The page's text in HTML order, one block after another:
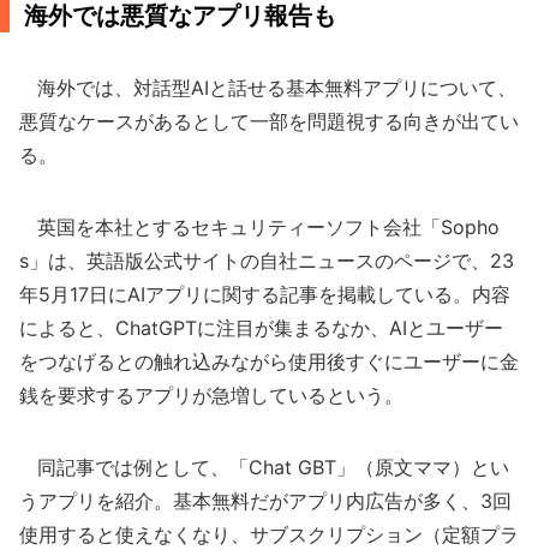
海外では悪質なアプリ報告も
海外では、対話型AIと話せる基本無料アプリについて、
悪質なケースがあるとして一部を問題視する向きが出てい
る。
英国を本社とするセキュリティーソフト会社「Sopho
s」は、英語版公式サイトの自社ニュースのページで、23
年5月17日にAIアプリに関する記事を掲載している。内容
によると、ChatGPTに注目が集まるなか、AIとユーザー
をつなげるとの触れ込みながら使用後すぐにユーザーに金
銭を要求するアプリが急増しているという。
同記事では例として、「Chat GBT」（原文ママ）とい
うアプリを紹介。基本無料だがアプリ内広告が多く、3回
使用すると使えなくなり、サブスクリプション（定額プラ